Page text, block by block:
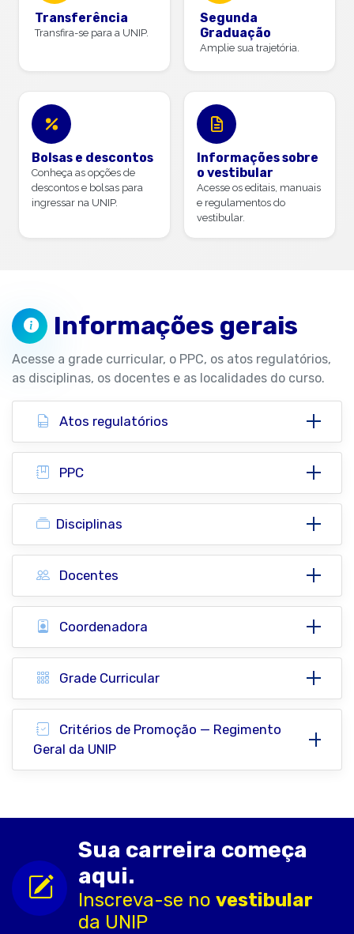
Transferência
Transfira-se para a UNIP.
Segunda
Graduação
Amplie sua trajetória.
Bolsas e descontos
Conheça as opções de
descontos e bolsas para
ingressar na UNIP.
Informações sobre
o vestibular
Acesse os editais, manuais
e regulamentos do
vestibular.
Informações gerais
Acesse a grade curricular, o PPC, os atos regulatórios,
as disciplinas, os docentes e as localidades do curso.
Atos regulatórios
PPC
Disciplinas
Docentes
Coordenadora
Grade Curricular
Critérios de Promoção — Regimento
Geral da UNIP
Sua carreira começa
aqui.
Inscreva-se no vestibular
da UNIP